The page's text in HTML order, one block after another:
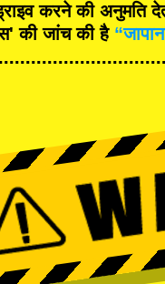
करने की अनुमति
की जांच की है